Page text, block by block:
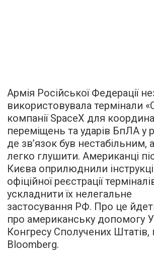
Армія Російської Федерації
використовувала термінали
компанії SpaceX для
переміщень та ударів БпЛА у
де зв’язок був нестабільним,
легко глушити. Американці
Києва оприлюднили
офіційної реєстрації
ускладнити їх нелегальне
застосування РФ. Про це
про американську допомогу
Конгресу Сполучених
Bloomberg.